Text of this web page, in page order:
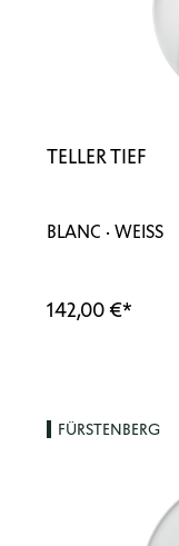
TELLER TIEF
BLANC · WEISS
142,00 €*
FÜRSTENBERG